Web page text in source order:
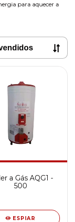
para aquecer a
a Gás AQG1 -
500
ESPIAR